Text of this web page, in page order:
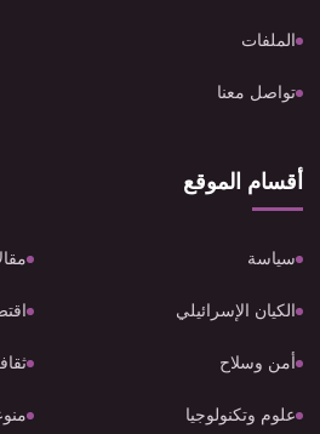
الملفات
تواصل معنا
أقسام الموقع
سياسة
الكيان الإسرائيلي
أمن وسلاح
علوم وتكنولوجيا